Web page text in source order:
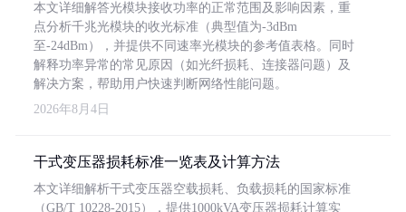
本文详细解答光模块接收功率的正常范围及影响因素，重
点分析千兆光模块的收光标准（典型值为-3dBm
至-24dBm），并提供不同速率光模块的参考值表格。同时
解释功率异常的常见原因（如光纤损耗、连接器问题）及
解决方案，帮助用户快速判断网络性能问题。
2026年8月4日
干式变压器损耗标准一览表及计算方法
本文详细解析干式变压器空载损耗、负载损耗的国家标准
（GB/T 10228-2015），提供1000kVA变压器损耗计算实